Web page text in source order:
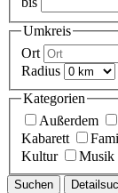
Umkreis
Ort
Radius
Kategorien
Außerdem
Kabarett
Kultur
Musik
Suchen